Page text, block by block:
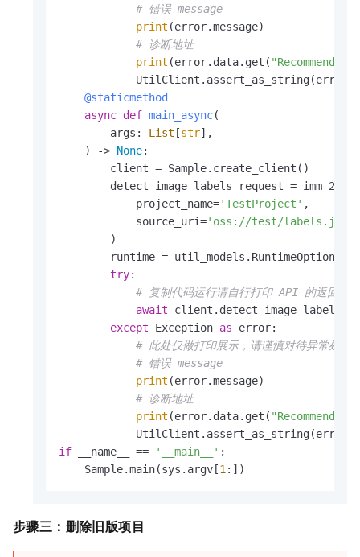
# 错误 message
print (error.message)
# 诊断地址
print (error.data.get( "Recommend"
    @staticmethod
async def main_async(
        args:
List [str],
) -> None:
        client = Sample.create_client()
detect_image_labels_request =
            project_name=
'TestProject' ,
            source_uri=
'oss://test/labels.jpg'
        )
        runtime = util_models.RuntimeOptions()
try:
# 复制代码运行请自行打印 API 的返回值
await
except Exception as error:
# 此处仅做打印展示，请谨慎对待异常处理
# 错误 message
print (error.message)
# 诊断地址
print (error.data.get( "Recommend"
if __name__ == '__main__' :
    Sample.main(sys.argv[
1 :])
步骤三：删除旧版项目